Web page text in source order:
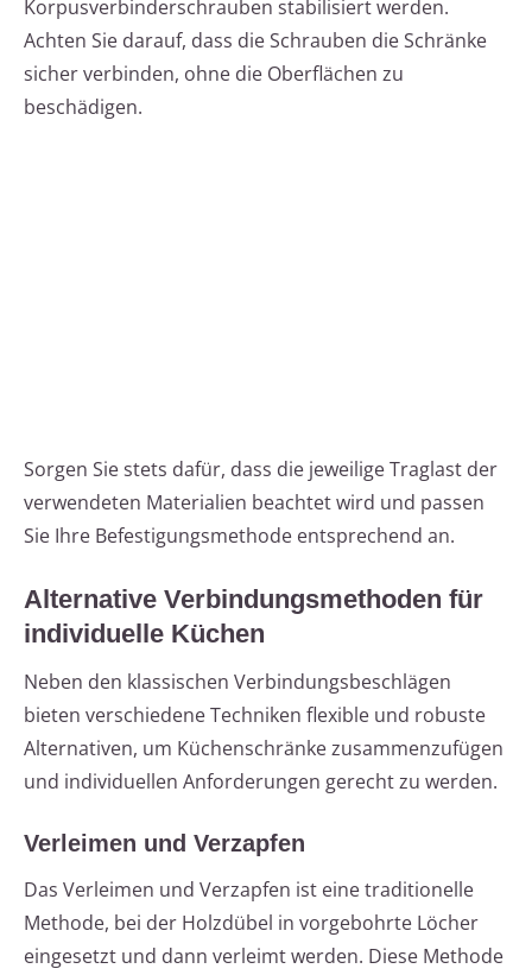
Korpusverbinderschrauben stabilisiert werden.
Achten Sie darauf, dass die Schrauben die Schränke
sicher verbinden, ohne die Oberflächen zu
beschädigen.
Sorgen Sie stets dafür, dass die jeweilige Traglast der
verwendeten Materialien beachtet wird und passen
Sie Ihre Befestigungsmethode entsprechend an.
Alternative Verbindungsmethoden für
individuelle Küchen
Neben den klassischen Verbindungsbeschlägen
bieten verschiedene Techniken flexible und robuste
Alternativen, um Küchenschränke zusammenzufügen
und individuellen Anforderungen gerecht zu werden.
Verleimen und Verzapfen
Das Verleimen und Verzapfen ist eine traditionelle
Methode, bei der Holzdübel in vorgebohrte Löcher
eingesetzt und dann verleimt werden. Diese Methode